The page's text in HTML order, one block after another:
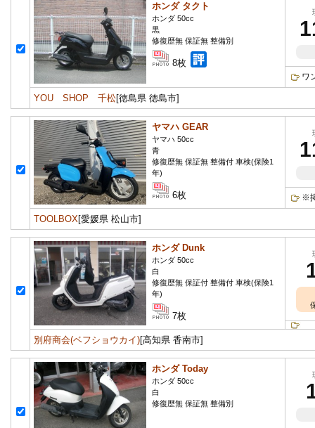
ホンダ タクト
ホンダ 50cc
黒
修復歴無 保証無 整備別
8枚
ワ
YOU SHOP 千松[徳島県 徳島市]
ヤマハ GEAR
ヤマハ 50cc
青
修復歴無 保証無 整備付 車検(保険1
年)
6枚 ※
TOOLBOX[愛媛県 松山市]
ホンダ Dunk
ホンダ 50cc
白
修復歴無 保証付 整備付 車検(保険1
年)
7枚
別府商会(ベフショウカイ)[高知県 香南市]
ホンダ Today
ホンダ 50cc
白
修復歴無 保証無 整備別